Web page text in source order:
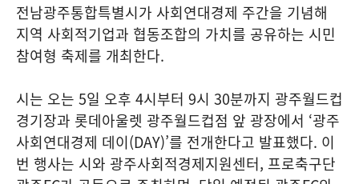
전남광주통합특별시가 사회연대경제 주간을 기념해
지역 사회적기업과 협동조합의 가치를 공유하는 시민
참여형 축제를 개최한다.
시는 오는 5일 오후 4시부터 9시 30분까지 광주월드컵
경기장과 롯데아울렛 광주월드컵점 앞 광장에서 ‘광주
사회연대경제 데이(DAY)’를 전개한다고 발표했다. 이
번 행사는 시와 광주사회적경제지원센터, 프로축구단